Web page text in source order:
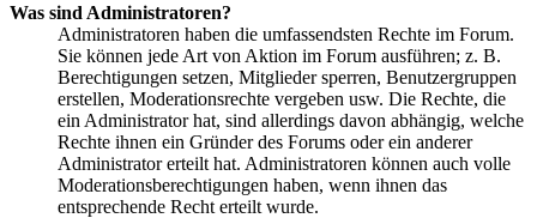
Was sind Administratoren?
Administratoren haben die umfassendsten Rechte im Forum.
Sie können jede Art von Aktion im Forum ausführen; z. B.
Berechtigungen setzen, Mitglieder sperren, Benutzergruppen
erstellen, Moderationsrechte vergeben usw. Die Rechte, die
ein Administrator hat, sind allerdings davon abhängig, welche
Rechte ihnen ein Gründer des Forums oder ein anderer
Administrator erteilt hat. Administratoren können auch volle
Moderationsberechtigungen haben, wenn ihnen das
entsprechende Recht erteilt wurde.